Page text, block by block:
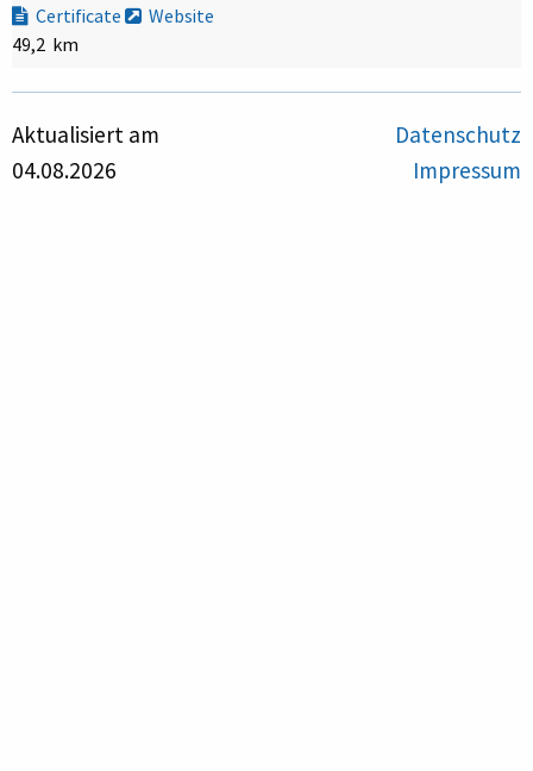
Certificate
Website
49,2 km
Aktualisiert am
04.08.2026
Datenschutz
Impressum